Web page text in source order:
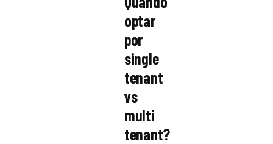
optar
por
single
tenant
vs
multi
tenant?